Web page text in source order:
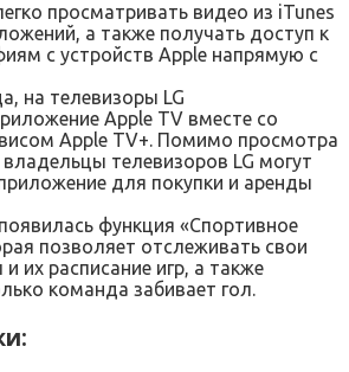
просматривать видео из iTunes
а также получать доступ к
с устройств Apple напрямую с
на телевизоры LG
Apple TV вместе со
Apple TV+. Помимо просмотра
телевизоров LG могут
для покупки и аренды
функция «Спортивное
позволяет отслеживать свои
их расписание игр, а также
команда забивает гол.